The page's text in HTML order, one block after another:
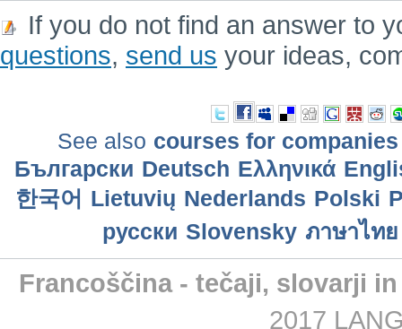
If you do not find an answer to
questions, send us your ideas,
See also courses for companies
Български Deutsch Ελληνικά
한국어 Lietuvių Nederlands Polski
русски Slovensky ภาษาไทย
Francoščina - tečaji, slovarji
2017